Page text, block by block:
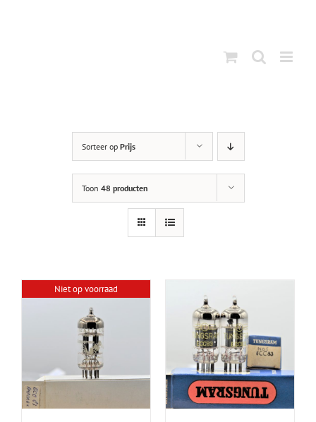
Sorteer op Prijs
Toon 48 producten
Niet op voorraad